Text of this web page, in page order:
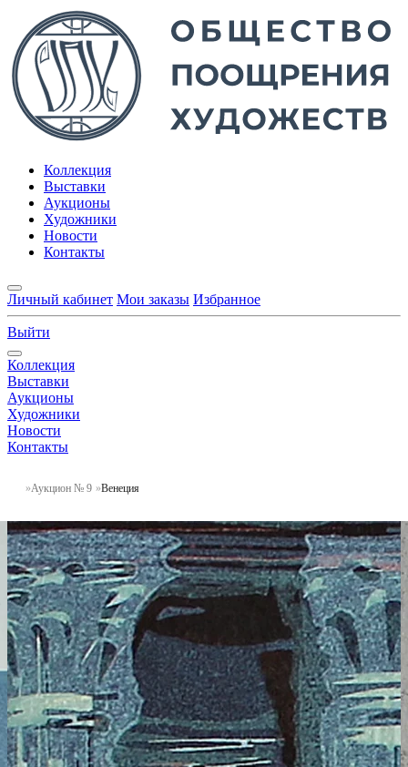
Коллекция
Выставки
Аукционы
Художники
Новости
Контакты
Личный кабинет Мои заказы Избранное
Выйти
Коллекция
Выставки
Аукционы
Художники
Новости
Контакты
Аукцион № 9 Венеция